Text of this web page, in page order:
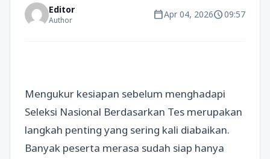
Editor
Author calendar_todayApr 04, 2026schedule09:57
Mengukur kesiapan sebelum menghadapi
Seleksi Nasional Berdasarkan Tes merupakan
langkah penting yang sering kali diabaikan.
Banyak peserta merasa sudah siap hanya